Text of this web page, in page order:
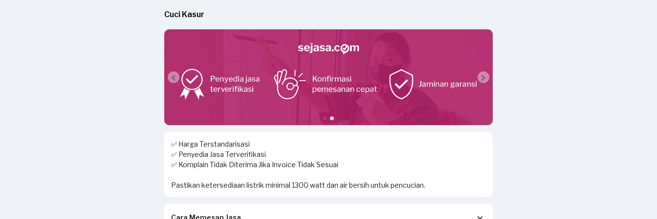
Cuci Kasur
✅ Harga Terstandarisasi
✅ Penyedia Jasa Terverifikasi
✅ Komplain Tidak Diterima Jika Invoice Tidak Sesuai
Pastikan ketersediaan listrik minimal 1300 watt dan air bersih untuk pencucian.